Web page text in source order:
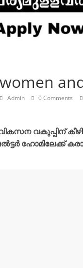
Admin 0 Comments
വകുപ്പിന്
ഹോമിലേക്ക്